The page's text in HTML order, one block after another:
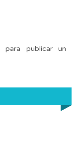
para publicar un